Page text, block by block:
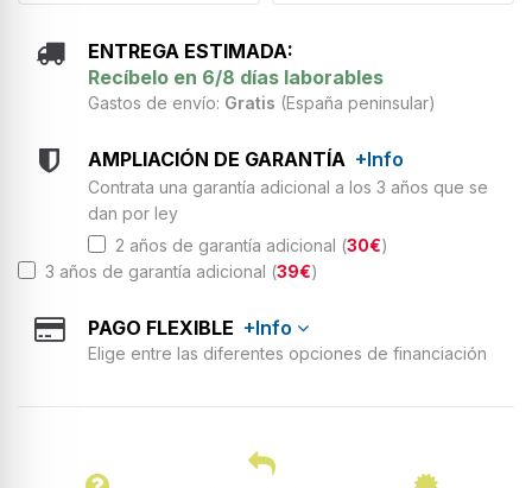
ENTREGA ESTIMADA:
Recíbelo en 6/8 días laborables
Gastos de envío: Gratis (España peninsular)
AMPLIACIÓN DE GARANTÍA +Info
Contrata una garantía adicional a los 3 años que se
dan por ley
2 años de garantía adicional (30€)
3 años de garantía adicional (39€)
PAGO FLEXIBLE +Info
Elige entre las diferentes opciones de financiación